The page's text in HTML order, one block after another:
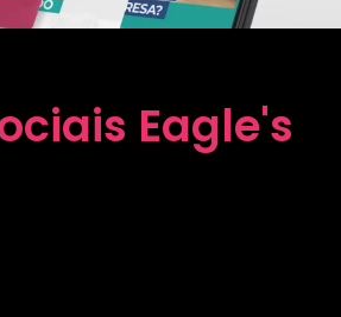
Eagle's